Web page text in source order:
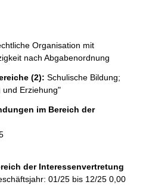
Organisation mit
nach Abgabenordnung
(2): Schulische Bildung;
und Erziehung"
im Bereich der
der Interessenvertretung
01/25 bis 12/25 0,00